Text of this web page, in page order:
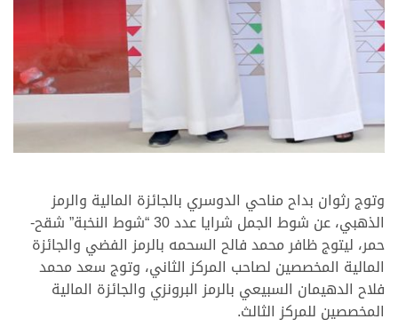
وتوج رثوان بداح مناحي الدوسري بالجائزة المالية والرمز
الذهبي، عن شوط الجمل شرايا عدد 30 “شوط النخبة” شقح-
حمر، ليتوج ظافر محمد فالح السحمه بالرمز الفضي والجائزة
المالية المخصصين لصاحب المركز الثاني، وتوج سعد محمد
فلاح الدهيمان السبيعي بالرمز البرونزي والجائزة المالية
المخصصين للمركز الثالث.